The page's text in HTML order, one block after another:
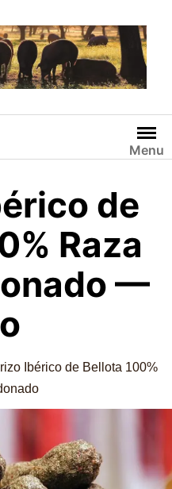
Menu
de
Raza
—
Ibérico de Bellota 100%